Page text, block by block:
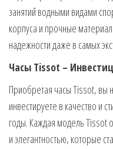
занятий водными видами
корпуса и прочные
надежности даже в самых
Часы Tissot –
Приобретая часы Tissot, вы
инвестируете в качество и
годы. Каждая модель Tissot
и элегантностью, которые